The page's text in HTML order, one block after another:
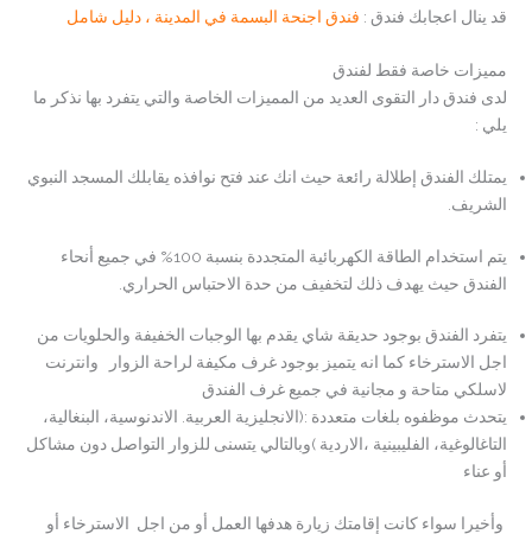
قد ينال اعجابك فندق : فندق اجنحة البسمة في المدينة ، دليل شامل
مميزات خاصة فقط لفندق
لدى فندق دار التقوى العديد من المميزات الخاصة والتي يتفرد بها نذكر ما
يلي :
يمتلك الفندق إطلالة رائعة حيث انك عند فتح نوافذه يقابلك المسجد النبوي
الشريف.
يتم استخدام الطاقة الكهربائية المتجددة بنسبة 100% في جميع أنحاء
الفندق حيث يهدف ذلك لتخفيف من حدة الاحتباس الحراري.
يتفرد الفندق بوجود حديقة شاي يقدم بها الوجبات الخفيفة والحلويات من
اجل الاسترخاء كما انه يتميز بوجود غرف مكيفة لراحة الزوار وانترنت
لاسلكي متاحة و مجانية في جميع غرف الفندق
يتحدث موظفوه بلغات متعددة :(الانجليزية العربية. الاندنوسية، البنغالية،
التاغالوغية، الفليبينية ،الاردية )وبالتالي يتسنى للزوار التواصل دون مشاكل
أو عناء
وأخيرا سواء كانت إقامتك زيارة هدفها العمل أو من اجل الاسترخاء أو